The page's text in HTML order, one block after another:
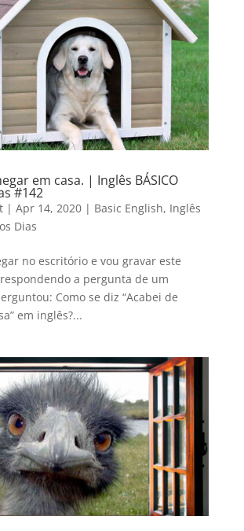
em casa. | Inglês BÁSICO
#142
| Apr 14, 2020| Basic English, Inglês
Dias
no escritório e vou gravar este
a pergunta de um
Como se diz “Acabei de
em inglês?...